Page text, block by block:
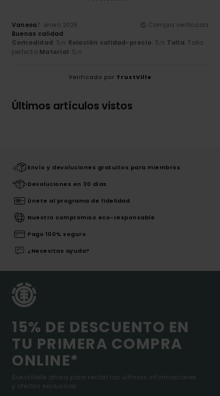
Vanesa7. enero 2026
Compra verificada
Buenas calidad
Comodidad: 5/5 Relación calidad-precio: 5/5 Talla: Talla
perfecta Material: 5/5
Verificado por TrustVille
Últimos artículos vistos
Envío y devoluciones gratuitos para miembros
Devoluciones en 30 días
Únete al programa de fidelidad
Nuestro compromiso eco-responsable
Pago 100% seguro
¿Necesitas ayuda?
15% DE DESCUENTO EN
TU PRIMERA COMPRA
ONLINE*
Suscríbete ahora para recibir las ultimas informaciones
y ofertas exclusivas.